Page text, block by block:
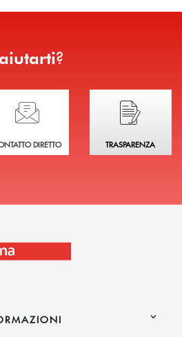
aiutarti?
bisogno di assistenza immediata?
DIRETTO
Hai bisogno di
TRASPARENZA